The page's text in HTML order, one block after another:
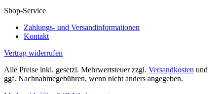
Shop-Service
Zahlungs- und Versandinformationen
Kontakt
Vertrag widerrufen
Alle Preise inkl. gesetzl. Mehrwertsteuer zzgl. Versandkosten und
ggf. Nachnahmegebühren, wenn nicht anders angegeben.